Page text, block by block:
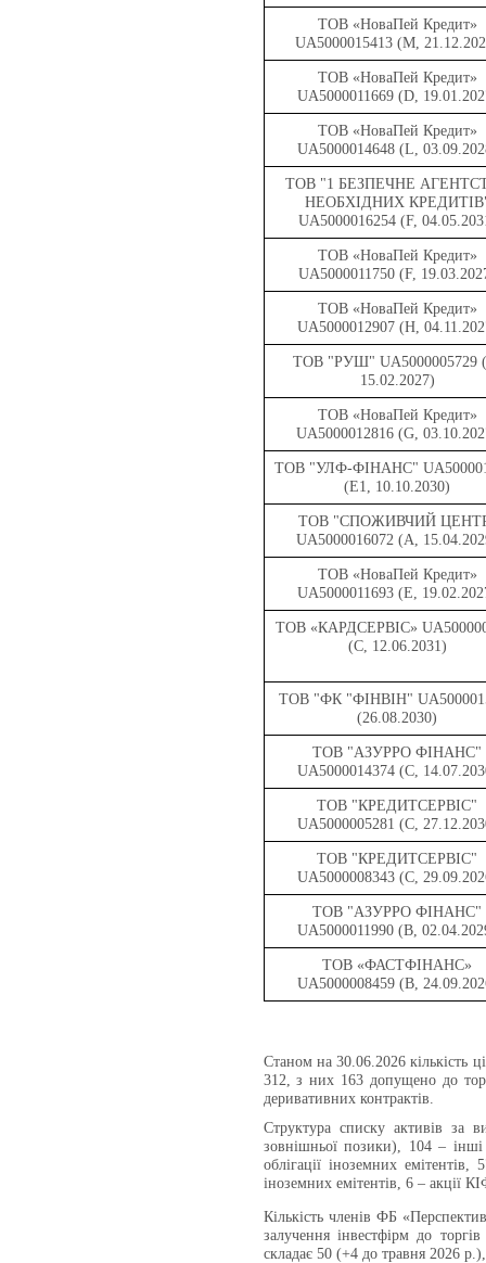
ТОВ «НоваПей Кредит»
UA5000015413 (M,
ТОВ «НоваПей Кредит»
UA5000011669 (D,
ТОВ «НоваПей Кредит»
UA5000014648 (L,
ТОВ "1 БЕЗПЕЧНЕ
НЕОБХІДНИХ
UA5000016254 (F,
ТОВ «НоваПей Кредит»
UA5000011750 (F,
ТОВ «НоваПей Кредит»
UA5000012907 (H,
ТОВ "РУШ" UA5000005729
15.02.2027)
ТОВ «НоваПей Кредит»
UA5000012816 (G,
ТОВ "УЛФ-ФІНАНС"
(Е1, 10.10.2030)
ТОВ "СПОЖИВЧИЙ
UA5000016072 (A,
ТОВ «НоваПей Кредит»
UA5000011693 (E,
ТОВ «КАРДСЕРВІС»
(C, 12.06.2031)
ТОВ "ФК "ФІНВІН"
(26.08.2030)
ТОВ "АЗУРРО ФІНАНС"
UA5000014374 (C,
ТОВ "КРЕДИТСЕРВІС"
UA5000005281 (C,
ТОВ "КРЕДИТСЕРВІС"
UA5000008343 (C,
ТОВ "АЗУРРО ФІНАНС"
UA5000011990 (B,
ТОВ «ФАСТФІНАНС»
UA5000008459 (B,
Станом на 30.06.2026кількість
312, з них 163 допущено до
деривативних контрактів.
Структура списку активів за
зовнішньої позики), 104 – інші
облігації іноземних
іноземних емітентів, 6 – акції
Кількість членів ФБ
залучення інвестфірм до
складає 50 (+4 до травня 2026